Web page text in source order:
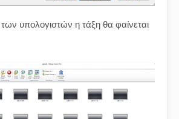
υπολογιστών η τάξη θα φαίνεται